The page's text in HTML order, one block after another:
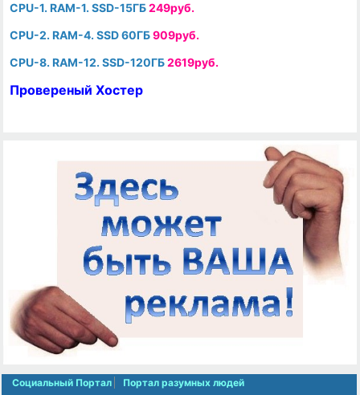
CPU-1. RAM-1. SSD-15ГБ249руб.
CPU-2. RAM-4. SSD 60ГБ909руб.
CPU-8. RAM-12. SSD-120ГБ2619руб.
Провереный Хостер
Социальный Портал Портал разумных людей